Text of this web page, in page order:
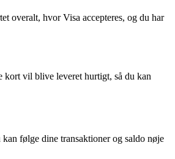
overalt, hvor Visa accepteres, og du har
kort vil blive leveret hurtigt, så du kan
følge dine transaktioner og saldo nøje